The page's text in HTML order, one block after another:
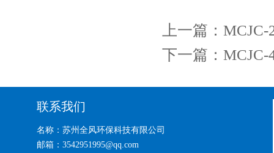
上一篇： MCJC-
下一篇： MCJC-
联系我们
名称：苏州全风环保科技有限公司
邮箱：3542951995@qq.com